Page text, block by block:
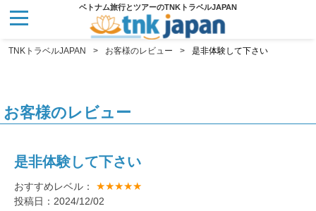
ベトナム旅行とツアーのTNKトラベルJAPAN
TNKトラベルJAPAN お客様のレビュー 是非体験して下さい
お客様のレビュー
是非体験して下さい
おすすめレベル： ★★★★★
投稿日：2024/12/02